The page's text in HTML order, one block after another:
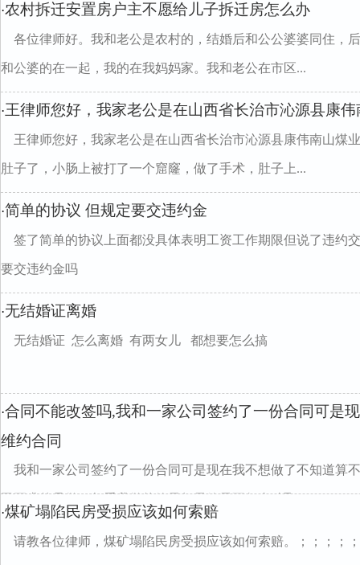
·农村拆迁安置房户主不愿给儿子拆迁房怎么办
各位律师好。我和老公是农村的，结婚后和公公婆婆同住，
和公婆的在一起，我的在我妈妈家。我和老公在市区...
·王律师您好，我家老公是在山西省长治市沁源县康
王律师您好，我家老公是在山西省长治市沁源县康伟南山煤
肚子了，小肠上被打了一个窟窿，做了手术，肚子上...
·简单的协议 但规定要交违约金
签了简单的协议上面都没具体表明工资工作期限但说了违约
要交违约金吗
·无结婚证离婚
无结婚证 怎么离婚 有两女儿 都想要怎么搞
·合同不能改签吗,我和一家公司签约了一份合同可是
维约合同
我和一家公司签约了一份合同可是现在我不想做了不知道算
司要求的是做一年看我做的效果如果效果不行自动取...
·煤矿塌陷民房受损应该如何索赔
请教各位律师，煤矿塌陷民房受损应该如何索赔。；；；；